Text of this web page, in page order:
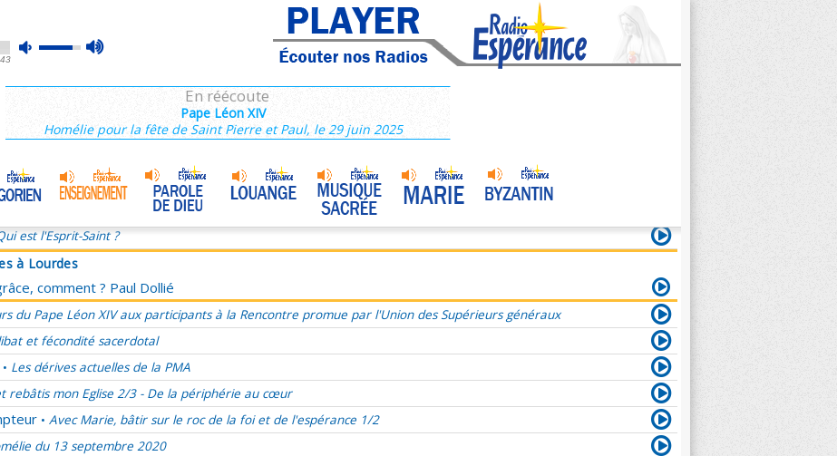
mute
max
En réécoute
Pape Léon XIV
Homélie pour la fête de Saint Pierre et Paul, le 29 juin 2025
à Lourdes
comment ? Paul Dollié
Passé, présent, futur, évangéliser le temps
Il m’a aimé et s’est livré pour moi
• Marie, Mère de Miséricorde
Homélie du 33e Dimanche du TO, 17 novembre 2024
est l'Esprit-Saint ?
à Lourdes
comment ? Paul Dollié
du Pape Léon XIV aux participants à la Rencontre promue par l'Union des Supérieurs généraux
et fécondité sacerdotal
• Les dérives actuelles de la PMA
rebâtis mon Eglise 2/3 - De la périphérie au cœur
• Avec Marie, bâtir sur le roc de la foi et de l'espérance 1/2
du 13 septembre 2020